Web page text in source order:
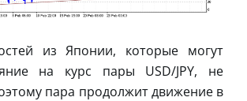
из Японии, которые могут
на курс пары USD/JPY, не
пара продолжит движение в